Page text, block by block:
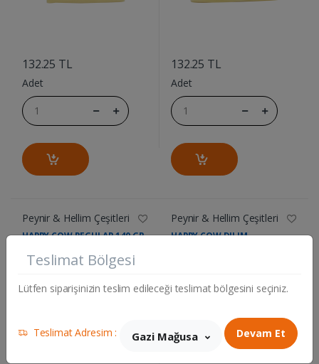
132.25 TL
Adet
132.25 TL
Adet
Peynir & Hellim Çeşitleri
HAPPY COW REGULAR 140 GR
Peynir & Hellim Çeşitleri
HAPPY COW DILIM
Teslimat Bölgesi
Lütfen siparişinizin teslim edileceği teslimat bölgesini seçiniz.
Teslimat Adresim : Gazi Mağusa Devam Et